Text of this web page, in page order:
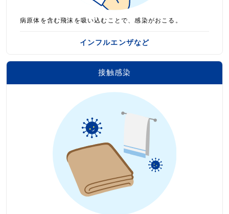
病原体を含む飛沫を吸い込むことで、感染がおこる。
インフルエンザなど
接触感染